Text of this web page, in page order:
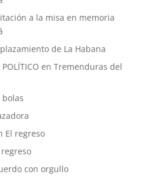
a la misa en memoria
de La Habana
en Tremenduras del
bolas
El regreso
regreso
con orgullo